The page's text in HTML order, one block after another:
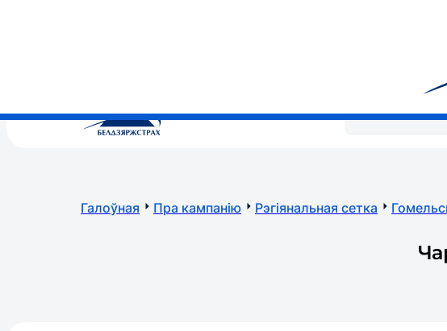
Прыватным
Галоўная Пра кампанію Рэгіянальная сетка